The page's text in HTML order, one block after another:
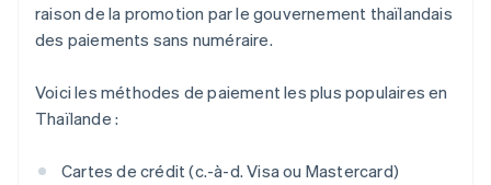
raison de la promotion par le gouvernement thaïlandais
des paiements sans numéraire.
Voici les méthodes de paiement les plus populaires en
Thaïlande :
Cartes de crédit (c.-à-d. Visa ou Mastercard)